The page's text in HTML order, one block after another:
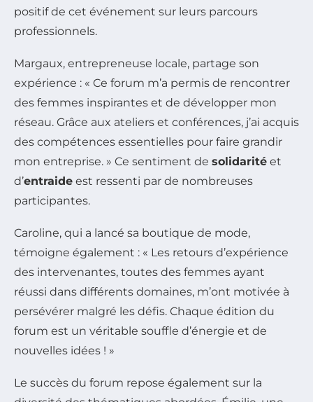
positif de cet événement sur leurs parcours
professionnels.
Margaux, entrepreneuse locale, partage son
expérience : « Ce forum m’a permis de rencontrer
des femmes inspirantes et de développer mon
réseau. Grâce aux ateliers et conférences, j’ai acquis
des compétences essentielles pour faire grandir
mon entreprise. » Ce sentiment de solidarité et
d’entraide est ressenti par de nombreuses
participantes.
Caroline, qui a lancé sa boutique de mode,
témoigne également : « Les retours d’expérience
des intervenantes, toutes des femmes ayant
réussi dans différents domaines, m’ont motivée à
persévérer malgré les défis. Chaque édition du
forum est un véritable souffle d’énergie et de
nouvelles idées ! »
Le succès du forum repose également sur la